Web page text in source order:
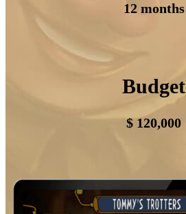
12 months
Budget
$ 120,000